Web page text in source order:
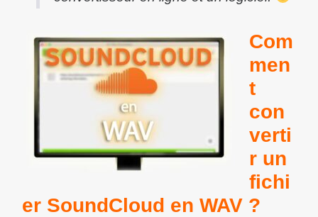
Com
men
t
con
verti
r un
fichi
er SoundCloud en WAV ?